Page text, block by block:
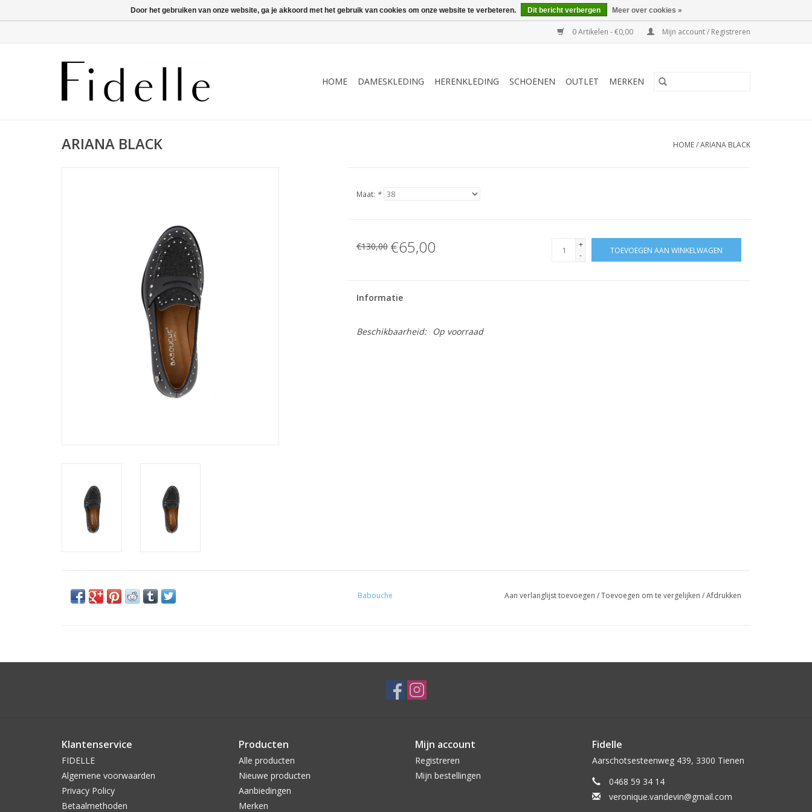
0 Artikelen - €0,00 Mijn account / Registreren
HOME DAMESKLEDING HERENKLEDING SCHOENEN OUTLET MERKEN
ARIANA BLACK HOME/ARIANA BLACK
Maat: *
€130,00 €65,00
+
-
TOEVOEGEN AAN WINKELWAGEN
Informatie
Beschikbaarheid: Op voorraad
Babouche Aan verlanglijst toevoegen /Toevoegen om te vergelijken /Afdrukken
Klantenservice
FIDELLE
Algemene voorwaarden
Privacy Policy
Betaalmethoden
Producten
Alle producten
Nieuwe producten
Aanbiedingen
Merken
Mijn account
Registreren
Mijn bestellingen
Fidelle
Aarschotsesteenweg 439, 3300 Tienen
0468 59 34 14
veronique.vandevin@gmail.com
Door het gebruiken van onze website, ga je akkoord met het gebruik van cookies om onze website te verbeteren. Dit bericht verbergen Meer over cookies »